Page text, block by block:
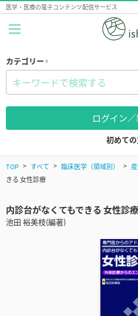
医学・医療の電子コンテンツ配信サービス
カテゴリー
ログイン
初めて
TOP すべて 臨床医学（領域別）
きる 女性診療
内診台がなくてもできる 女性診療
池田 裕美枝(編著)